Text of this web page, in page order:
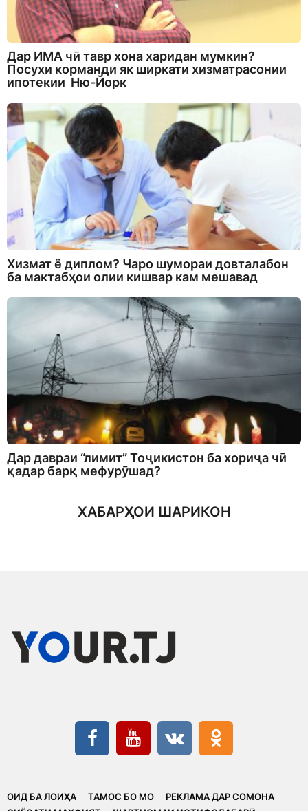
Дар ИМА чӣ тавр хона харидан мумкин?
Посухи корманди як ширкати хизматрасонии
ипотекии Ню-Йорк
Хизмат ё диплом? Чаро шумораи довталабон
ба мактабҳои олии кишвар кам мешавад
Дар давраи “лимит” Тоҷикистон ба хориҷа чӣ
қадар барқ мефурӯшад?
ХАБАРҲОИ ШАРИКОН
ОИД БА ЛОИҲА ТАМОС БО МО
РЕКЛАМА ДАР СОМОНА